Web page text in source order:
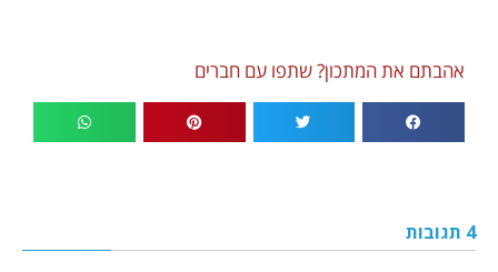
אהבתם את המתכון? שתפו עם חברים
4 תגובות